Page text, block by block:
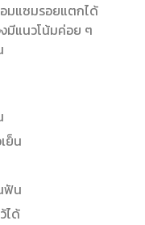
อมแซมรอยแตกได้
มีแนวโน้มค่อย ๆ
ย็น
ฟัน
ได้